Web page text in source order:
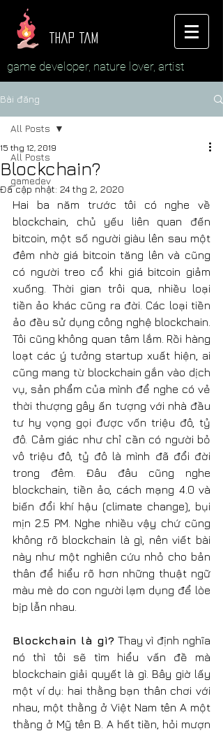
thap tam
game developer, nature lover, artist
Bài đăng
All Posts
gamedev
All Posts
Blockchain?
15 thg 12, 2019
Đã cập nhật: 24 thg 2, 2020
Hai ba năm trước tôi có nghe về
blockchain, chủ yếu liên quan đến
bitcoin, một số người giàu lên sau một
đêm nhờ giá bitcoin tăng lên và cũng
có người treo cổ khi giá bitcoin giảm
xuống. Thời gian trôi qua, nhiều loại
tiền ảo khác cũng ra đời. Các loại tiền
ảo đều sử dụng công nghệ blockchain.
Tôi cũng không quan tâm lắm. Rồi hàng
loạt các ý tưởng startup xuất hiện, ai
cũng mang từ blockchain gắn vào dịch
vụ, sản phẩm của mình để nghe có vẻ
thời thượng gây ấn tượng với nhà đầu
tư hy vọng gọi được vốn triệu đô, tỷ
đô. Cảm giác như chỉ cần có người bỏ
vô triệu đô, tỷ đô là mình đã đổi đời
trong đêm. Đâu đâu cũng nghe
blockchain, tiền ảo, cách mạng 4.0 và
biến đổi khí hậu (climate change), bụi
mịn 2.5 PM. Nghe nhiều vậy chứ cũng
không rõ blockchain là gì, nên viết bài
này như một nghiên cứu nhỏ cho bản
thân để hiểu rõ hơn những thuật ngữ
màu mè do con người lạm dụng để lòe
bịp lẫn nhau.
Blockchain là gì? Thay vì định nghĩa
nó thì tôi sẽ tìm hiểu vấn đề mà
blockchain giải quyết là gì. Bây giờ lấy
một ví dụ: hai thằng bạn thân chơi với
nhau, một thằng ở Việt Nam tên A một
thằng ở Mỹ tên B. A hết tiền, hỏi mượn